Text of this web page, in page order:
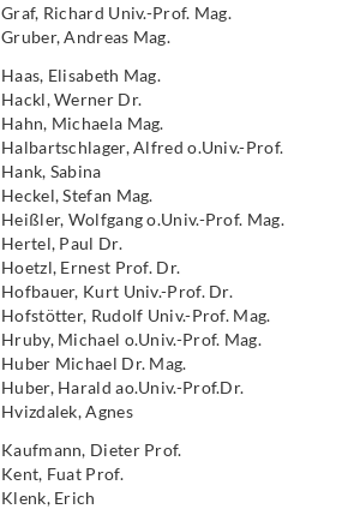
Graf, Richard Univ.-Prof. Mag.
Gruber, Andreas Mag.
Haas, Elisabeth Mag.
Hackl, Werner Dr.
Hahn, Michaela Mag.
Halbartschlager, Alfred o.Univ.-Prof.
Hank, Sabina
Heckel, Stefan Mag.
Heißler, Wolfgang o.Univ.-Prof. Mag.
Hertel, Paul Dr.
Hoetzl, Ernest Prof. Dr.
Hofbauer, Kurt Univ.-Prof. Dr.
Hofstötter, Rudolf Univ.-Prof. Mag.
Hruby, Michael o.Univ.-Prof. Mag.
Huber Michael Dr. Mag.
Huber, Harald ao.Univ.-Prof.Dr.
Hvizdalek, Agnes
Kaufmann, Dieter Prof.
Kent, Fuat Prof.
Klenk, Erich